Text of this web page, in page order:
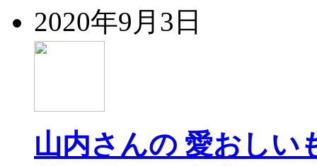
2020年9月3日
山内さんの 愛おしい